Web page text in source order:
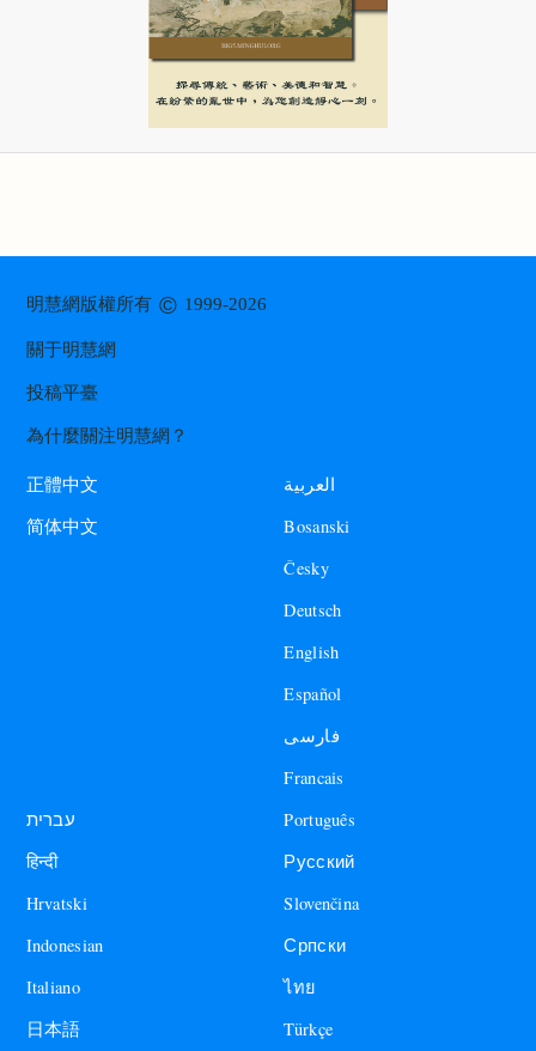
明慧網版權所有© 1999-2026
關于明慧網
投稿平臺
為什麼關注明慧網？
正體中文
简体中文
العربية
Bosanski
Česky
Deutsch
English
Español
فارسی
Francais
עברית
हिन्दी
Hrvatski
Indonesian
Italiano
日本語
Português
Русский
Slovenčina
Српски
ไทย
Türkçe